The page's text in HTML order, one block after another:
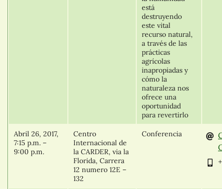
está
destruyendo
este vital
recurso natural,
a través de las
prácticas
agrícolas
inapropiadas y
cómo la
naturaleza nos
ofrece una
oportunidad
para revertirlo
Abril 26, 2017,
7:15 p.m. –
9:00 p.m.
Centro
Internacional de
la CARDER, via la
Florida, Carrera
12 numero 12E –
132
Conferencia